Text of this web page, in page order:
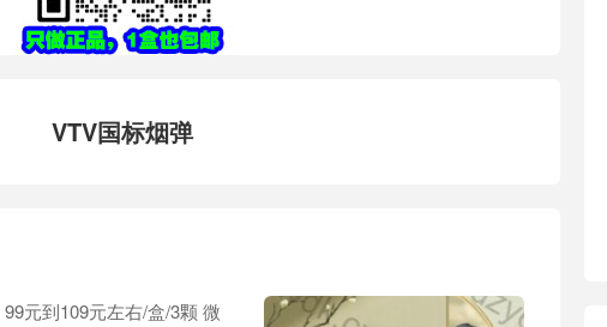
VTV国标烟弹
元到109元左右/盒/3颗 微